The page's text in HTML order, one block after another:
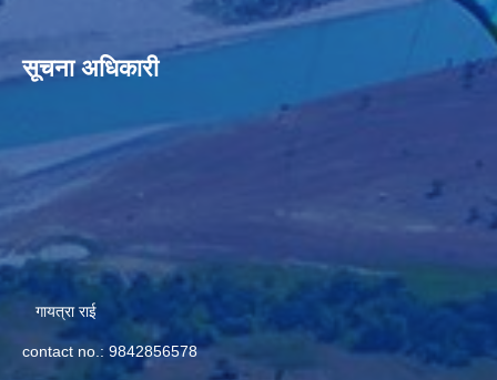
सूचना अधिकारी
गायत्रा राई
contact no.: 9842856578